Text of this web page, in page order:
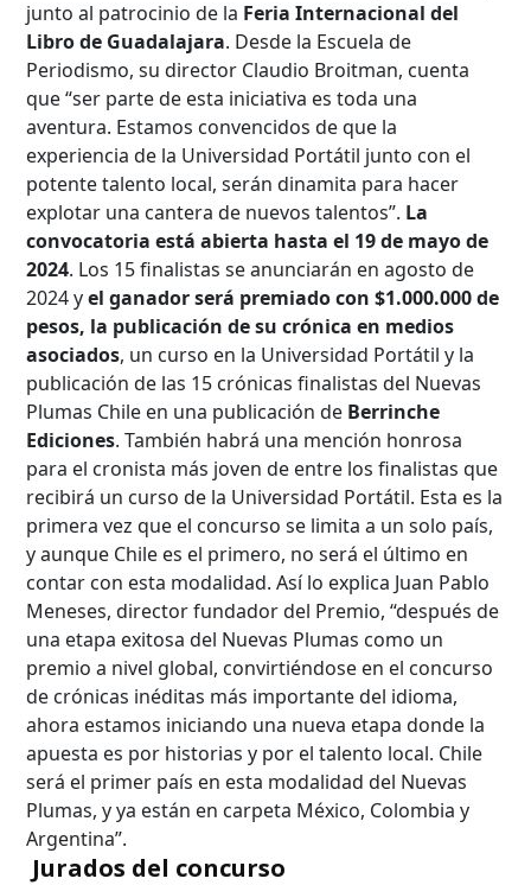
junto al patrocinio de la Feria Internacional del
Libro de Guadalajara. Desde la Escuela de
Periodismo, su director Claudio Broitman, cuenta
que “ser parte de esta iniciativa es toda una
aventura. Estamos convencidos de que la
experiencia de la Universidad Portátil junto con el
potente talento local, serán dinamita para hacer
explotar una cantera de nuevos talentos”. La
convocatoria está abierta hasta el 19 de mayo de
2024. Los 15 finalistas se anunciarán en agosto de
2024 yel ganador será premiado con $1.000.000 de
pesos, la publicación de su crónica en medios
asociados, un curso en la Universidad Portátil y la
publicación de las 15 crónicas finalistas del Nuevas
Plumas Chile en una publicación de Berrinche
Ediciones. También habrá una mención honrosa
para el cronista más joven de entre los finalistas que
recibirá un curso de la Universidad Portátil. Esta es la
primera vez que el concurso se limita a un solo país,
y aunque Chile es el primero, no será el último en
contar con esta modalidad. Así lo explica Juan Pablo
Meneses, director fundador del Premio, “después de
una etapa exitosa del Nuevas Plumas como un
premio a nivel global, convirtiéndose en el concurso
de crónicas inéditas más importante del idioma,
ahora estamos iniciando una nueva etapa donde la
apuesta es por historias y por el talento local. Chile
será el primer país en esta modalidad del Nuevas
Plumas, y ya están en carpeta México, Colombia y
Argentina”.
Jurados del concurso